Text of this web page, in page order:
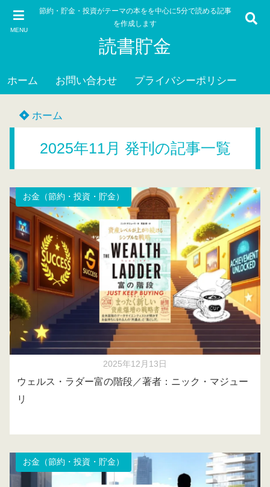
MENU
節約・貯金・投資がテーマの本をを中心に5分で読める記事
を作成します
読書貯金
ホーム お問い合わせ プライバシーポリシー
ホーム
2025年11月 発刊の記事一覧
お金（節約・投資・貯金）
2025年12月13日
ウェルス・ラダー富の階段／著者：ニック・マジュー
リ
お金（節約・投資・貯金）